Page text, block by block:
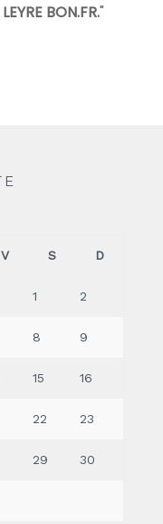
BON.FR."
V S D
1 2
8 9
15 16
22 23
29 30